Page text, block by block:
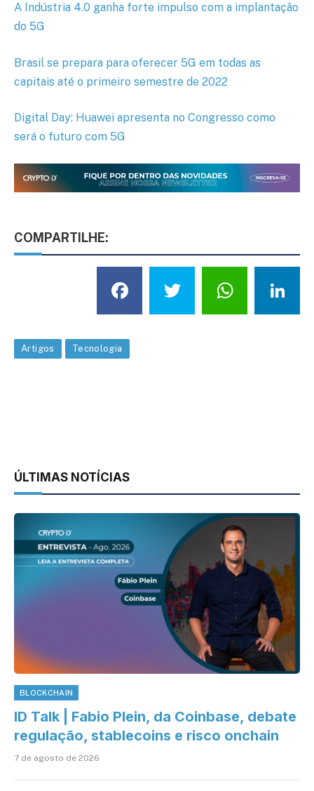
A Indústria 4.0 ganha forte impulso com a implantação
do 5G
Brasil se prepara para oferecer 5G em todas as
capitais até o primeiro semestre de 2022
Digital Day: Huawei apresenta no Congresso como
será o futuro com 5G
COMPARTILHE:
Facebook
Twitter
Artigos Tecnologia
ÚLTIMAS NOTÍCIAS
BLOCKCHAIN
ID Talk | Fabio Plein, da Coinbase, debate
regulação, stablecoins e risco onchain
7 de agosto de 2026